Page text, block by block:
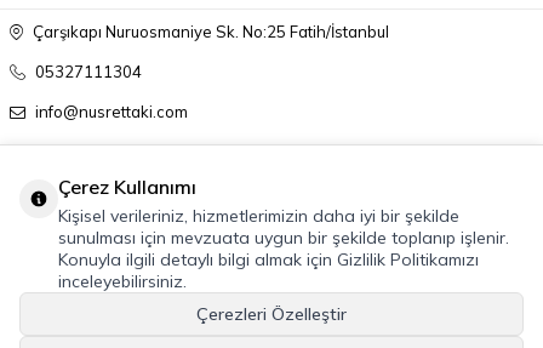
Çarşıkapı Nuruosmaniye Sk. No:25 Fatih/İstanbul
05327111304
info@nusrettaki.com
Çerez Kullanımı
Kişisel verileriniz, hizmetlerimizin daha iyi bir şekilde
sunulması için mevzuata uygun bir şekilde toplanıp işlenir.
Konuyla ilgili detaylı bilgi almak için Gizlilik Politikamızı
inceleyebilirsiniz.
Çerezleri Özelleştir